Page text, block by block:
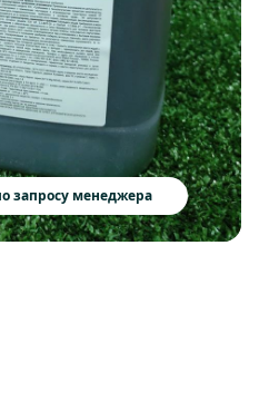
запросу менеджера